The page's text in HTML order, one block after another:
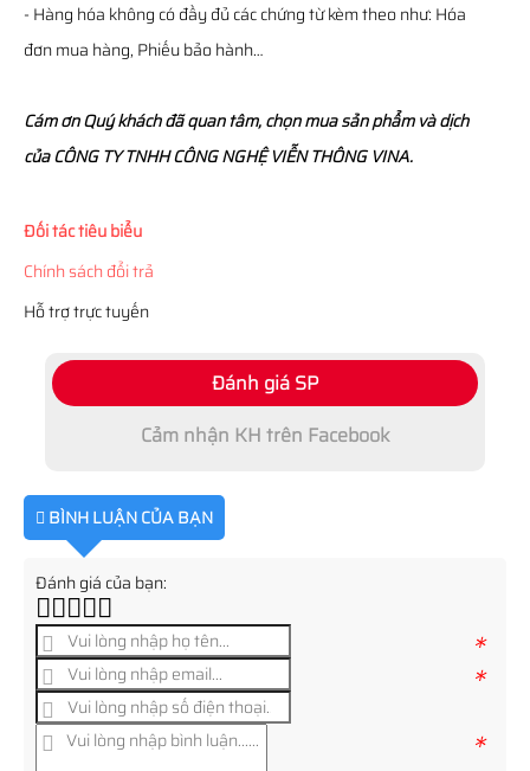
- Hàng hóa không có đầy đủ các chứng từ kèm theo như: Hóa
đơn mua hàng, Phiếu bảo hành…
Cám ơn Quý khách đã quan tâm, chọn mua sản phẩm và dịch
của CÔNG TY TNHH CÔNG NGHỆ VIỄN THÔNG VINA.
Đối tác tiêu biểu
Chính sách đổi trả
Hỗ trợ trực tuyến
Đánh giá SP
Cảm nhận KH trên Facebook
BÌNH LUẬN CỦA BẠN
Đánh giá của bạn:
*
*
*